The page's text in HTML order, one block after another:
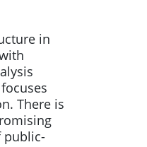
in
There is
public-